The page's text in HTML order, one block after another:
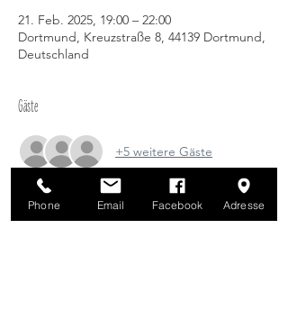
21. Feb. 2025, 19:00 – 22:00
Dortmund, Kreuzstraße 8, 44139 Dortmund,
Deutschland
Gäste
+5 weitere Gäste
Phone Email Facebook Adresse